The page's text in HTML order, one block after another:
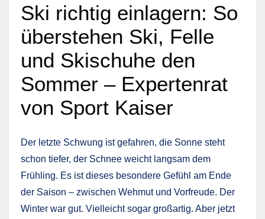
Ski richtig einlagern: So
überstehen Ski, Felle
und Skischuhe den
Sommer – Expertenrat
von Sport Kaiser
Der letzte Schwung ist gefahren, die Sonne steht
schon tiefer, der Schnee weicht langsam dem
Frühling. Es ist dieses besondere Gefühl am Ende
der Saison – zwischen Wehmut und Vorfreude. Der
Winter war gut. Vielleicht sogar großartig. Aber jetzt